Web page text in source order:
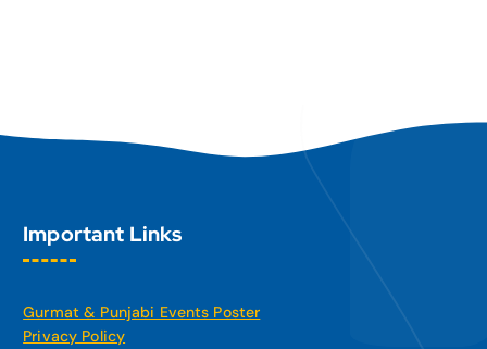
Important Links
Gurmat & Punjabi Events Poster
Privacy Policy